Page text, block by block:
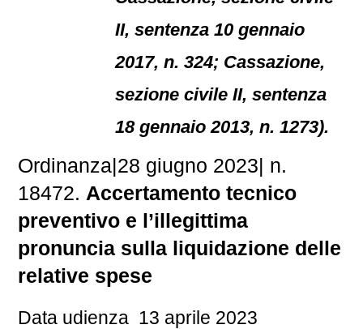
II, sentenza 10 gennaio
2017, n. 324; Cassazione,
sezione civile II, sentenza
18 gennaio 2013, n. 1273).
Ordinanza|28 giugno 2023| n.
18472. Accertamento tecnico
preventivo e l’illegittima
pronuncia sulla liquidazione delle
relative spese
Data udienza 13 aprile 2023